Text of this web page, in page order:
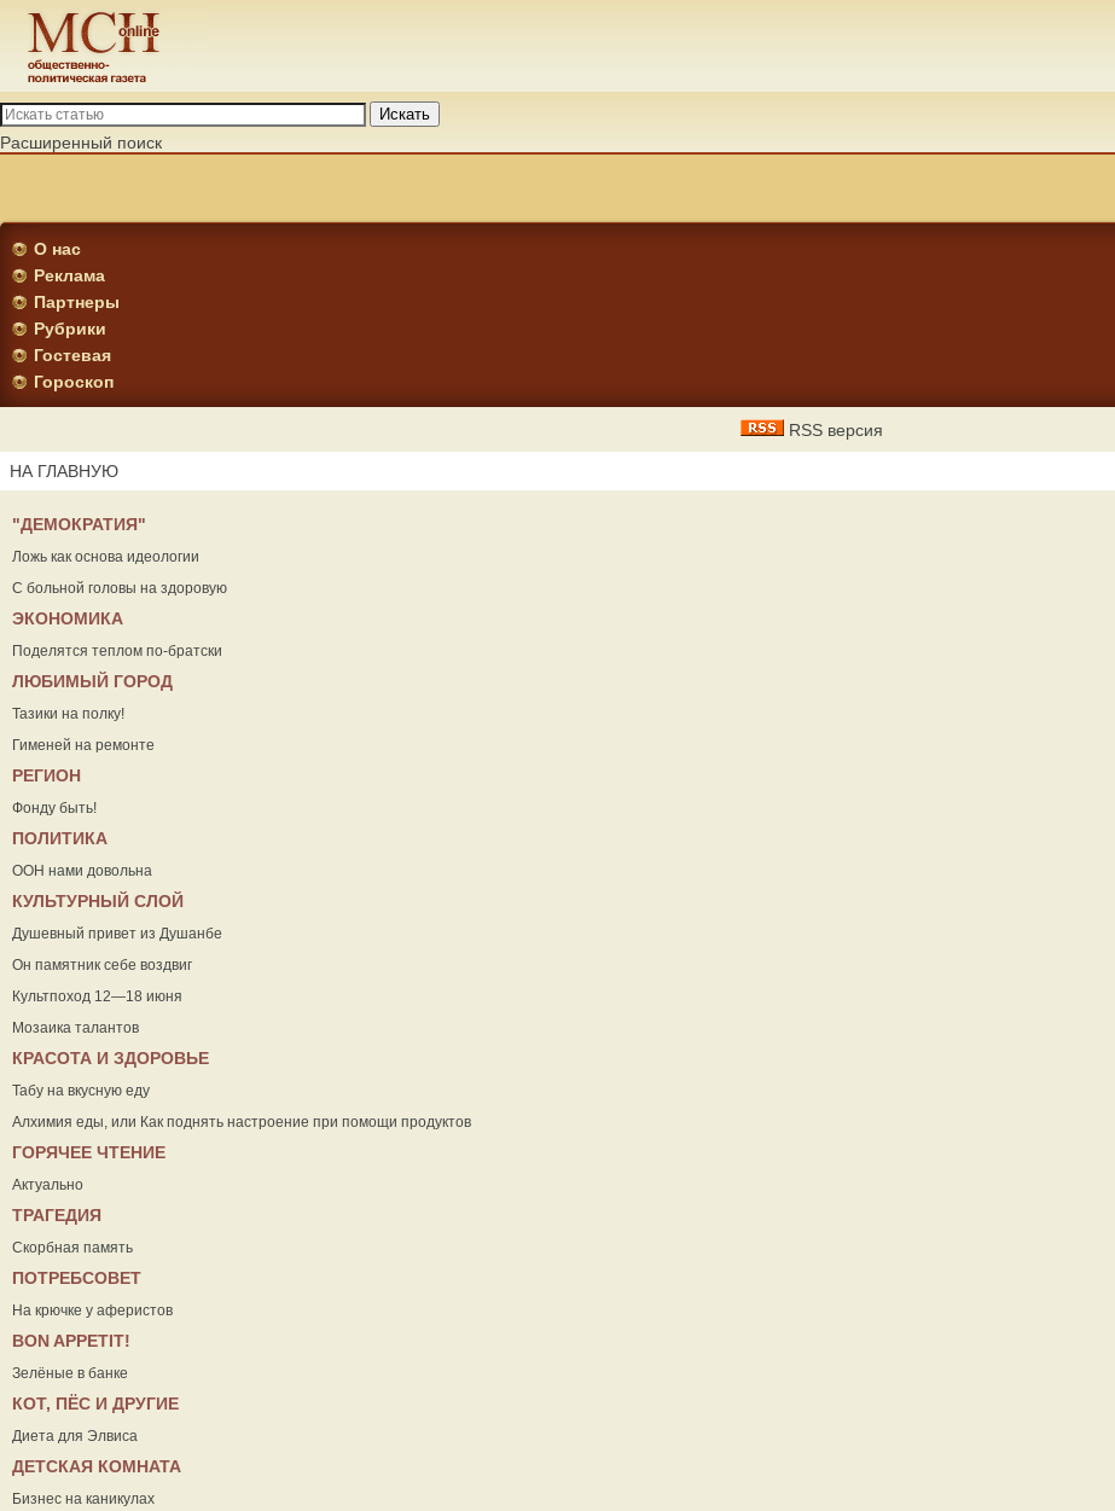
Искать
Расширенный поиск
О нас
Реклама
Партнеры
Рубрики
Гостевая
Гороскоп
RSS версия
НА ГЛАВНУЮ
"ДЕМОКРАТИЯ"
Ложь как основа идеологии
С больной головы на здоровую
ЭКОНОМИКА
Поделятся теплом по-братски
ЛЮБИМЫЙ ГОРОД
Тазики на полку!
Гименей на ремонте
РЕГИОН
Фонду быть!
ПОЛИТИКА
ООН нами довольна
КУЛЬТУРНЫЙ СЛОЙ
Душевный привет из Душанбе
Он памятник себе воздвиг
Культпоход 12—18 июня
Мозаика талантов
КРАСОТА И ЗДОРОВЬЕ
Табу на вкусную еду
Алхимия еды, или Как поднять настроение при помощи продуктов
ГОРЯЧЕЕ ЧТЕНИЕ
Актуально
ТРАГЕДИЯ
Скорбная память
ПОТРЕБСОВЕТ
На крючке у аферистов
ВON APPETIT!
Зелёные в банке
КОТ, ПЁС И ДРУГИЕ
Диета для Элвиса
ДЕТСКАЯ КОМНАТА
Бизнес на каникулах